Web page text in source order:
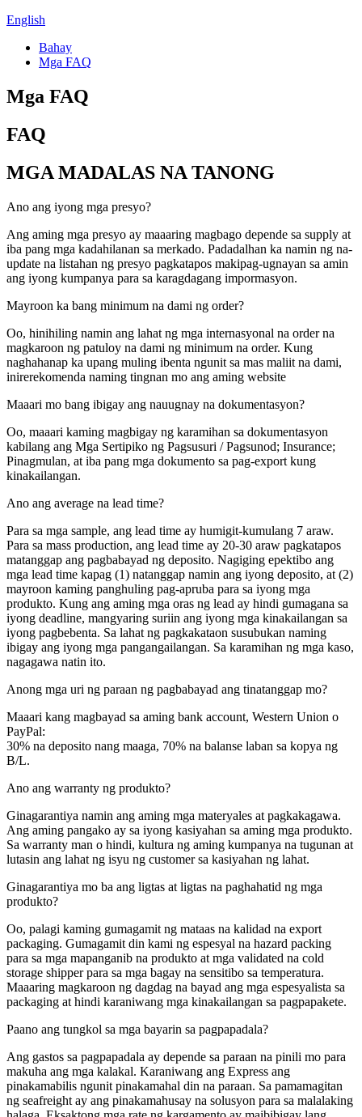
English
Bahay
Mga FAQ
Mga FAQ
FAQ
MGA MADALAS NA TANONG
Ano ang iyong mga presyo?
Ang aming mga presyo ay maaaring magbago depende sa supply at
iba pang mga kadahilanan sa merkado. Padadalhan ka namin ng na-
update na listahan ng presyo pagkatapos makipag-ugnayan sa amin
ang iyong kumpanya para sa karagdagang impormasyon.
Mayroon ka bang minimum na dami ng order?
Oo, hinihiling namin ang lahat ng mga internasyonal na order na
magkaroon ng patuloy na dami ng minimum na order. Kung
naghahanap ka upang muling ibenta ngunit sa mas maliit na dami,
inirerekomenda naming tingnan mo ang aming website
Maaari mo bang ibigay ang nauugnay na dokumentasyon?
Oo, maaari kaming magbigay ng karamihan sa dokumentasyon
kabilang ang Mga Sertipiko ng Pagsusuri / Pagsunod; Insurance;
Pinagmulan, at iba pang mga dokumento sa pag-export kung
kinakailangan.
Ano ang average na lead time?
Para sa mga sample, ang lead time ay humigit-kumulang 7 araw.
Para sa mass production, ang lead time ay 20-30 araw pagkatapos
matanggap ang pagbabayad ng deposito. Nagiging epektibo ang
mga lead time kapag (1) natanggap namin ang iyong deposito, at (2)
mayroon kaming panghuling pag-apruba para sa iyong mga
produkto. Kung ang aming mga oras ng lead ay hindi gumagana sa
iyong deadline, mangyaring suriin ang iyong mga kinakailangan sa
iyong pagbebenta. Sa lahat ng pagkakataon susubukan naming
ibigay ang iyong mga pangangailangan. Sa karamihan ng mga kaso,
nagagawa natin ito.
Anong mga uri ng paraan ng pagbabayad ang tinatanggap mo?
Maaari kang magbayad sa aming bank account, Western Union o
PayPal:
30% na deposito nang maaga, 70% na balanse laban sa kopya ng
B/L.
Ano ang warranty ng produkto?
Ginagarantiya namin ang aming mga materyales at pagkakagawa.
Ang aming pangako ay sa iyong kasiyahan sa aming mga produkto.
Sa warranty man o hindi, kultura ng aming kumpanya na tugunan at
lutasin ang lahat ng isyu ng customer sa kasiyahan ng lahat.
Ginagarantiya mo ba ang ligtas at ligtas na paghahatid ng mga
produkto?
Oo, palagi kaming gumagamit ng mataas na kalidad na export
packaging. Gumagamit din kami ng espesyal na hazard packing
para sa mga mapanganib na produkto at mga validated na cold
storage shipper para sa mga bagay na sensitibo sa temperatura.
Maaaring magkaroon ng dagdag na bayad ang mga espesyalista sa
packaging at hindi karaniwang mga kinakailangan sa pagpapakete.
Paano ang tungkol sa mga bayarin sa pagpapadala?
Ang gastos sa pagpapadala ay depende sa paraan na pinili mo para
makuha ang mga kalakal. Karaniwang ang Express ang
pinakamabilis ngunit pinakamahal din na paraan. Sa pamamagitan
ng seafreight ay ang pinakamahusay na solusyon para sa malalaking